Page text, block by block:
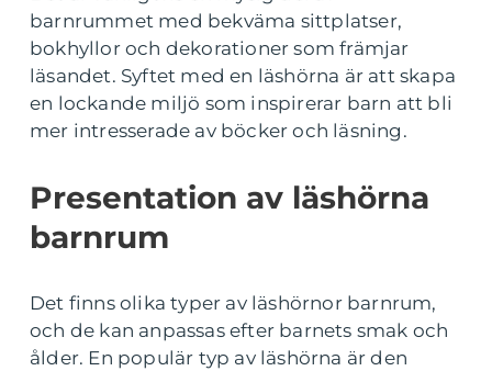
barnrummet med bekväma sittplatser,
bokhyllor och dekorationer som främjar
läsandet. Syftet med en läshörna är att skapa
en lockande miljö som inspirerar barn att bli
mer intresserade av böcker och läsning.
Presentation av läshörna
barnrum
Det finns olika typer av läshörnor barnrum,
och de kan anpassas efter barnets smak och
ålder. En populär typ av läshörna är den